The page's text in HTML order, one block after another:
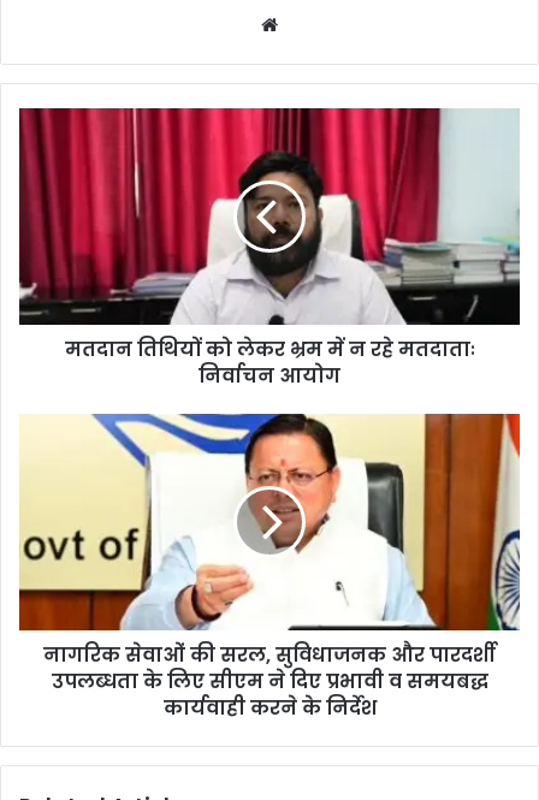
te
मतदान तिथियों को लेकर भ्रम में न रहे मतदाताः
निर्वाचन आयोग
नागरिक सेवाओं की सरल, सुविधाजनक और पारदर्शी
उपलब्धता के लिए सीएम ने दिए प्रभावी व समयबद्ध
कार्यवाही करने के निर्देश